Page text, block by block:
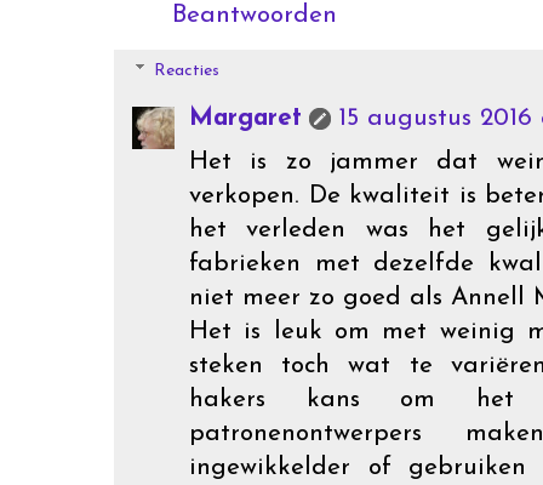
Beantwoorden
Reacties
Margaret
15 augustus 2016
Het is zo jammer dat
verkopen. De kwaliteit is
het verleden was het
fabrieken met dezelfde
niet meer zo goed als Annell
Het is leuk om met weinig
steken toch wat te
hakers kans om het
patronenontwerpers
ingewikkelder of